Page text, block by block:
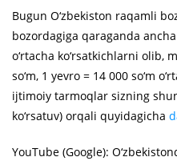
Bugun O‘zbekiston raqamli
bozordagiga qaraganda
o‘rtacha ko‘rsatkichlarni olib,
so‘m, 1 yevro = 14 000 so‘m
ijtimoiy tarmoqlar sizning
ko‘rsatuv) orqali quyidagicha
YouTube (Google):